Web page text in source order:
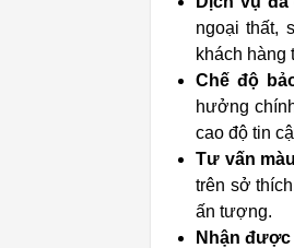
ngoại thất,
khách hàng
Chế độ
hưởng
cao độ tin
Tư vấn
trên sở
ấn tượng.
Nhận